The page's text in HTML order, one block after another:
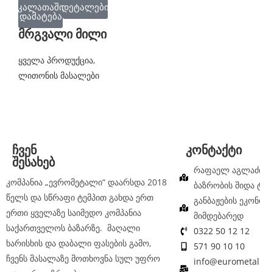
კალათაში
დამატება
დეტალები
მრგვალი მილი
ყველა პროდუქცია,
ლითონის მასალები
ჩვენ
შესახებ
კომპანია „ევრომეტალი“ დაარსდა 2018
წელს და სწრაფი ტემპით გახდა ერთ
ერთი ყველაზე საიმედო კომპანია
საქართველოს ბაზარზე. მაღალი
ხარისხის და დაბალი ფასების გამო,
ჩვენს მასალაზე მოთხოვნა სულ უფრო
კონტაქტი
რაფაელ
ბაზრობის შიდა
განბაჟების
მიმდებარედ
0322 50 12 12
571 90 10 10